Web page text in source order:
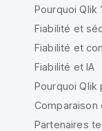
Pourquoi Qlik
Fiabilité et
Fiabilité et
Fiabilité et IA
Pourquoi Qlik
Comparaison
Partenaires